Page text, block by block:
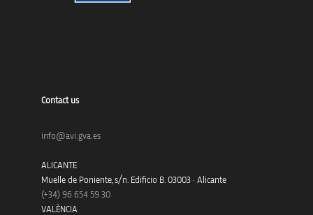
Contact us
info@avi.gva.es
ALICANTE
Muelle de Poniente, s/n. Edificio B. 03003 · Alicante
(+34) 96 654 59 30
VALÈNCIA